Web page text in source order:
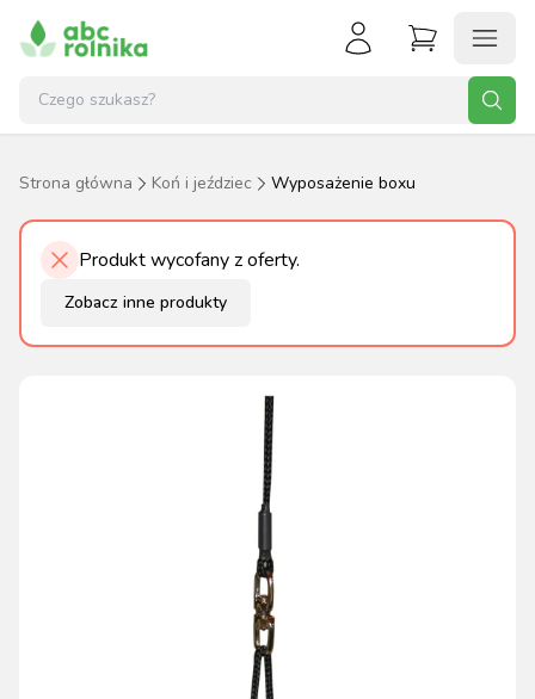
Strona główna Koń i jeździec Wyposażenie boxu
Produkt wycofany z oferty.
Zobacz inne produkty